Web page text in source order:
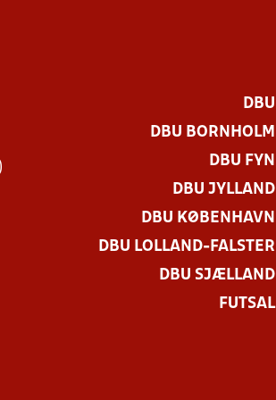
DBU
DBU BORNHOLM
DBU FYN
DBU JYLLAND
DBU KØBENHAVN
DBU LOLLAND-FALSTER
DBU SJÆLLAND
FUTSAL